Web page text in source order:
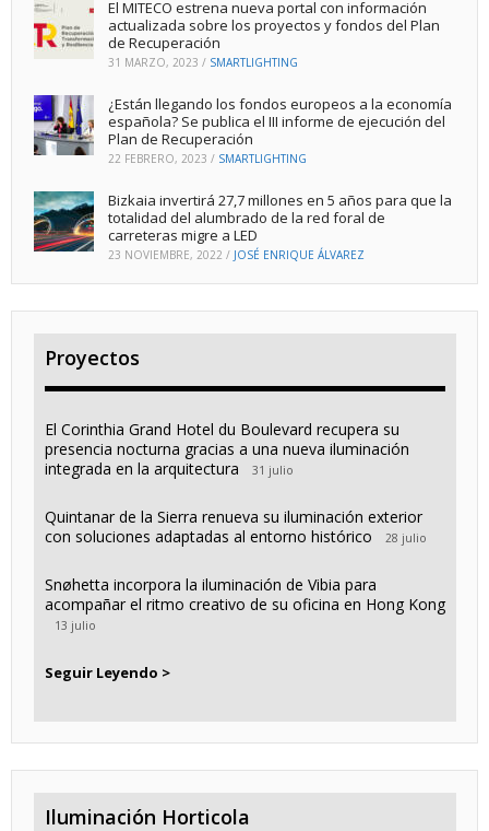
El MITECO estrena nueva portal con información
actualizada sobre los proyectos y fondos del Plan
de Recuperación
31 MARZO, 2023 / SMARTLIGHTING
¿Están llegando los fondos europeos a la economía
española? Se publica el III informe de ejecución del
Plan de Recuperación
22 FEBRERO, 2023 / SMARTLIGHTING
Bizkaia invertirá 27,7 millones en 5 años para que la
totalidad del alumbrado de la red foral de
carreteras migre a LED
23 NOVIEMBRE, 2022 / JOSÉ ENRIQUE ÁLVAREZ
Proyectos
El Corinthia Grand Hotel du Boulevard recupera su
presencia nocturna gracias a una nueva iluminación
integrada en la arquitectura
31 julio
Quintanar de la Sierra renueva su iluminación exterior
con soluciones adaptadas al entorno histórico
28 julio
Snøhetta incorpora la iluminación de Vibia para
acompañar el ritmo creativo de su oficina en Hong Kong
13 julio
Seguir Leyendo >
Iluminación Horticola